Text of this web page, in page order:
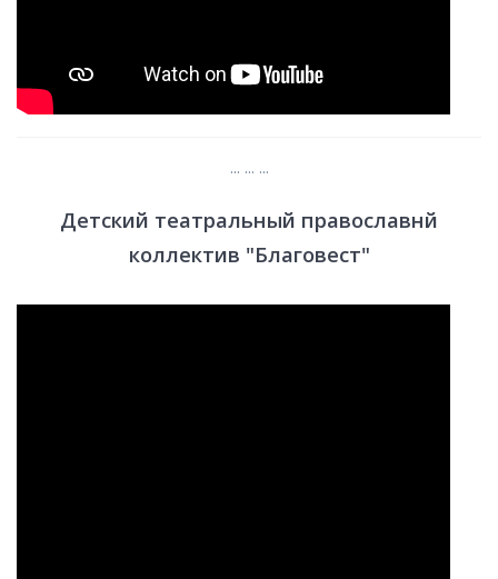
... ... ...
Детский театральный православнй
коллектив "Благовест"